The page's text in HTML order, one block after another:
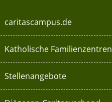
caritascampus.de
Katholische Familienzentren
Stellenangebote